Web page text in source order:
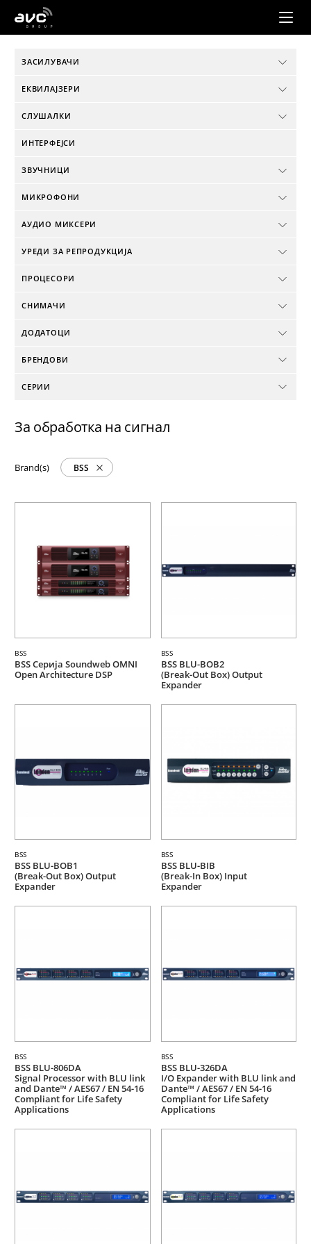
AVC
ЗАСИЛУВАЧИ
ЕКВИЛАЈЗЕРИ
СЛУШАЛКИ
ИНТЕРФЕЈСИ
ЗВУЧНИЦИ
МИКРОФОНИ
АУДИО МИКСЕРИ
УРЕДИ ЗА РЕПРОДУКЦИЈА
ПРОЦЕСОРИ
СНИМАЧИ
ДОДАТОЦИ
БРЕНДОВИ
СЕРИИ
За обработка на сигнал
Brand(s) BSS
BSS
BSS Серија Soundweb OMNI
Open Architecture DSP
BSS
BSS BLU-BOB2
(Break-Out Box) Output
Expander
BSS
BSS BLU-BOB1
(Break-Out Box) Output
Expander
BSS
BSS BLU-BIB
(Break-In Box) Input
Expander
BSS
BSS BLU-806DA
Signal Processor with BLU link
and Dante™ / AES67 / EN 54-16
Compliant for Life Safety
Applications
BSS
BSS BLU-326DA
I/O Expander with BLU link and
Dante™ / AES67 / EN 54-16
Compliant for Life Safety
Applications